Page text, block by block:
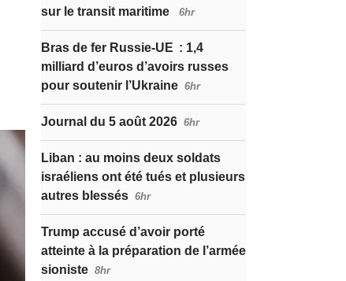
sur le transit maritime
6hr
Bras de fer Russie-UE : 1,4
milliard d’euros d’avoirs russes
pour soutenir l’Ukraine 6hr
Journal du 5 août 2026 6hr
Liban : au moins deux soldats
israéliens ont été tués et plusieurs
autres blessés 6hr
Trump accusé d’avoir porté
atteinte à la préparation de l’armée
sioniste 8hr